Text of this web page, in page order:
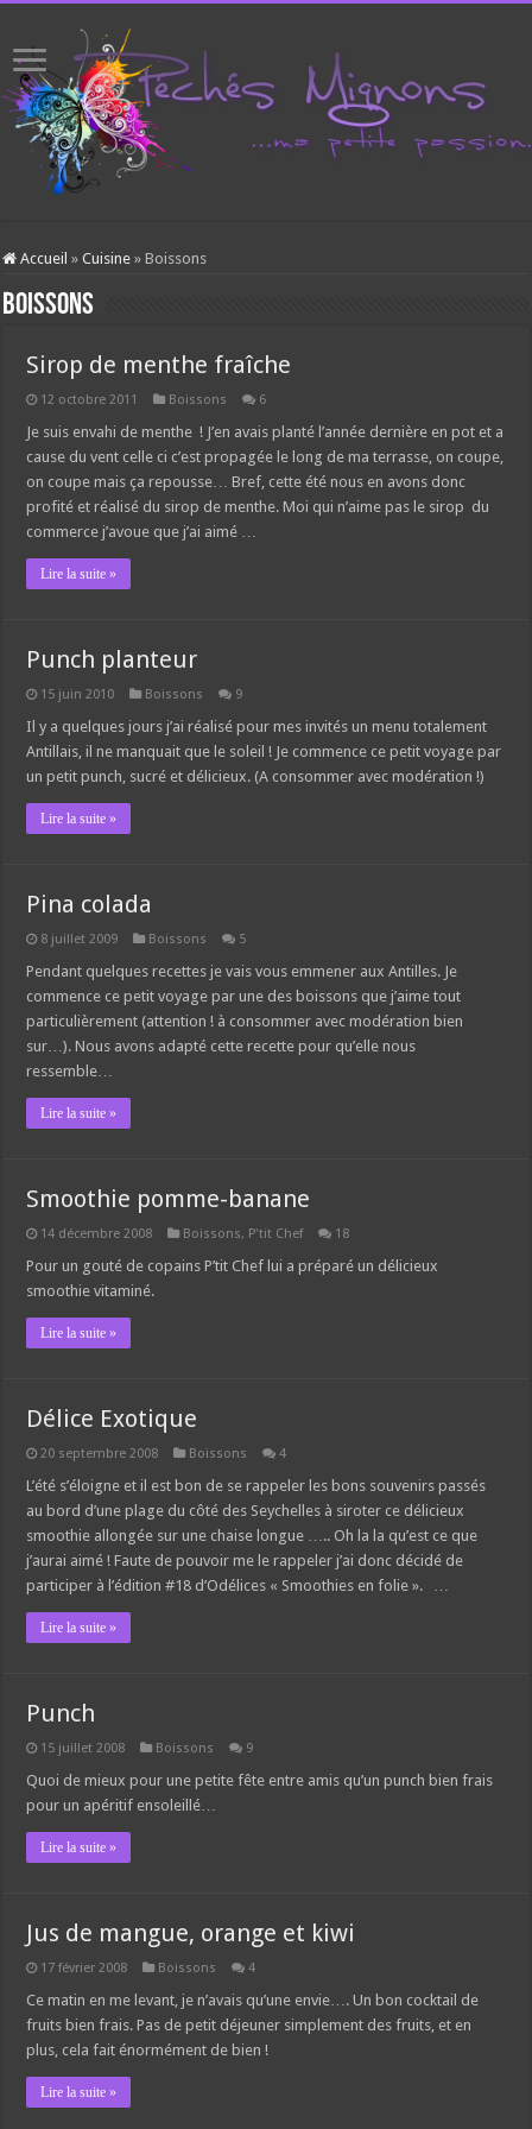
Accueil » Cuisine » Boissons
Boissons
Sirop de menthe fraîche
12 octobre 2011 Boissons 6
Je suis envahi de menthe ! J’en avais planté l’année dernière en pot et a
cause du vent celle ci c’est propagée le long de ma terrasse, on coupe,
on coupe mais ça repousse… Bref, cette été nous en avons donc
profité et réalisé du sirop de menthe. Moi qui n’aime pas le sirop du
commerce j’avoue que j’ai aimé …
Lire la suite »
Punch planteur
15 juin 2010 Boissons 9
Il y a quelques jours j’ai réalisé pour mes invités un menu totalement
Antillais, il ne manquait que le soleil ! Je commence ce petit voyage par
un petit punch, sucré et délicieux. (A consommer avec modération !)
Lire la suite »
Pina colada
8 juillet 2009 Boissons 5
Pendant quelques recettes je vais vous emmener aux Antilles. Je
commence ce petit voyage par une des boissons que j’aime tout
particulièrement (attention ! à consommer avec modération bien
sur…). Nous avons adapté cette recette pour qu’elle nous
ressemble…
Lire la suite »
Smoothie pomme-banane
14 décembre 2008 Boissons, P'tit Chef 18
Pour un gouté de copains P’tit Chef lui a préparé un délicieux
smoothie vitaminé.
Lire la suite »
Délice Exotique
20 septembre 2008 Boissons 4
L’été s’éloigne et il est bon de se rappeler les bons souvenirs passés
au bord d’une plage du côté des Seychelles à siroter ce délicieux
smoothie allongée sur une chaise longue ….. Oh la la qu’est ce que
j’aurai aimé ! Faute de pouvoir me le rappeler j’ai donc décidé de
participer à l’édition #18 d’Odélices « Smoothies en folie ». …
Lire la suite »
Punch
15 juillet 2008 Boissons 9
Quoi de mieux pour une petite fête entre amis qu’un punch bien frais
pour un apéritif ensoleillé…
Lire la suite »
Jus de mangue, orange et kiwi
17 février 2008 Boissons 4
Ce matin en me levant, je n’avais qu’une envie…. Un bon cocktail de
fruits bien frais. Pas de petit déjeuner simplement des fruits, et en
plus, cela fait énormément de bien !
Lire la suite »